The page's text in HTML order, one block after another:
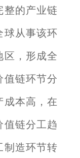
整的产业链
球从事该环
区，形成全
值链环节分
成本高，在
值链分工趋
制造环节转